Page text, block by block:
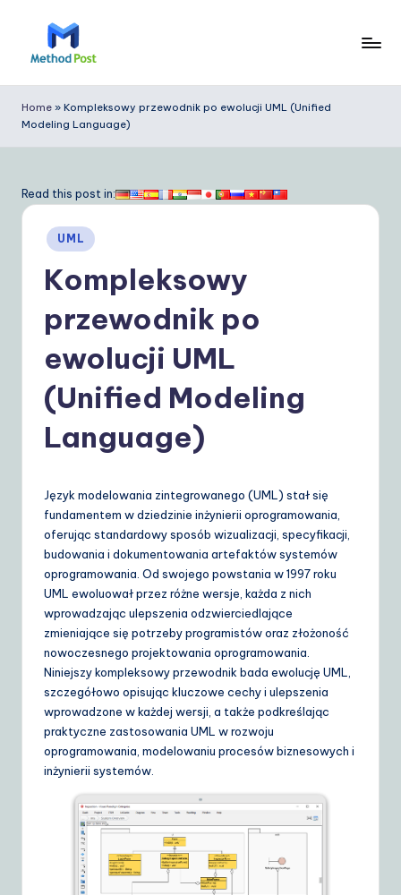
e
t
o
Y
o
D
ai
ly
G
Home » Kompleksowy przewodnik po ewolucji UML (Unified
Modeling Language)
Read this post in:
Posted
in
UML
Kompleksowy
przewodnik po
ewolucji UML
(Unified Modeling
Language)
Język modelowania zintegrowanego (UML) stał się
fundamentem w dziedzinie inżynierii oprogramowania,
oferując standardowy sposób wizualizacji, specyfikacji,
budowania i dokumentowania artefaktów systemów
oprogramowania. Od swojego powstania w 1997 roku
UML ewoluował przez różne wersje, każda z nich
wprowadzając ulepszenia odzwierciedlające
zmieniające się potrzeby programistów oraz złożoność
nowoczesnego projektowania oprogramowania.
Niniejszy kompleksowy przewodnik bada ewolucję UML,
szczegółowo opisując kluczowe cechy i ulepszenia
wprowadzone w każdej wersji, a także podkreślając
praktyczne zastosowania UML w rozwoju
oprogramowania, modelowaniu procesów biznesowych i
inżynierii systemów.